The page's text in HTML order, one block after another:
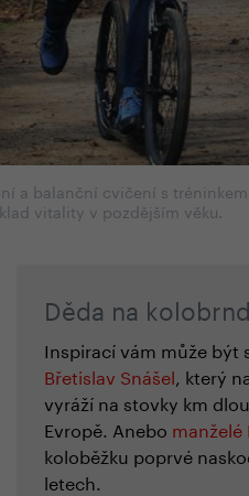
a balanční cvičení s
vitality v pozdějším věku.
Děda na
Inspirací vám může být
Břetislav Snášel, který
vyráží na stovky km
Evropě. Anebo
koloběžku poprvé
letech.